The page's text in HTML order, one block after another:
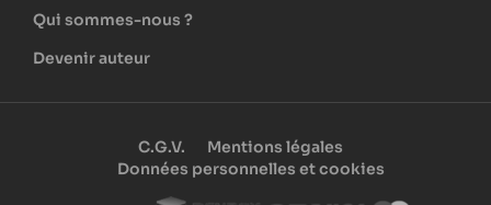
Qui sommes-nous ?
Devenir auteur
C.G.V.
Mentions légales
Données personnelles et cookies